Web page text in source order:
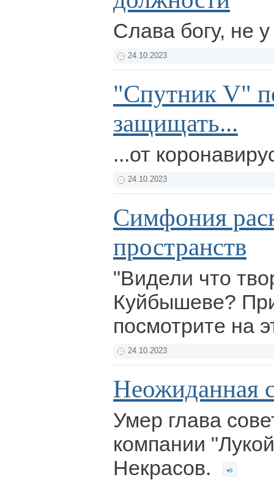
Слава богу, не
24.10.2023
"Спутник V"
защищать...
...от
24.10.2023
Симфония
пространств
"Видели что
Куйбышеве?
посмотрите на
24.10.2023
Неожиданная
Умер глава
компании
Некрасов.